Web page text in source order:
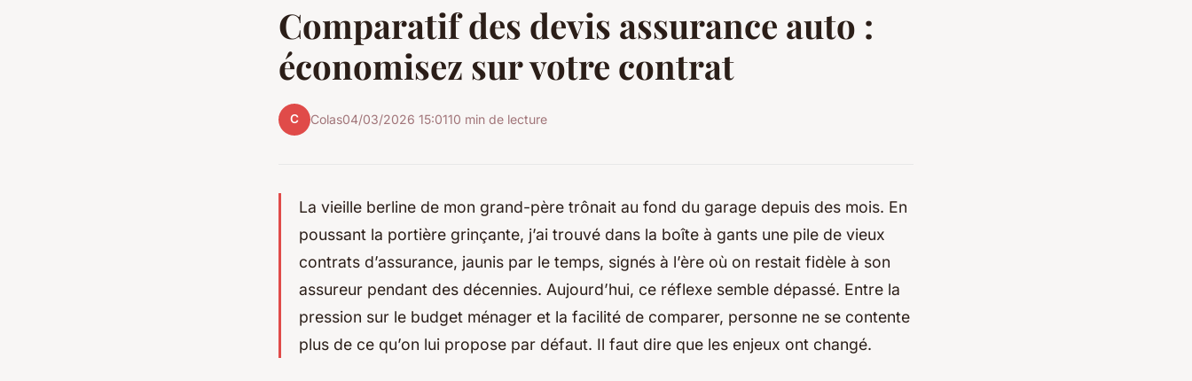
Comparatif des devis assurance auto :
économisez sur votre contrat
C Colas04/03/2026 15:0110 min de lecture
La vieille berline de mon grand-père trônait au fond du garage depuis des mois. En
poussant la portière grinçante, j’ai trouvé dans la boîte à gants une pile de vieux
contrats d’assurance, jaunis par le temps, signés à l’ère où on restait fidèle à son
assureur pendant des décennies. Aujourd’hui, ce réflexe semble dépassé. Entre la
pression sur le budget ménager et la facilité de comparer, personne ne se contente
plus de ce qu’on lui propose par défaut. Il faut dire que les enjeux ont changé.